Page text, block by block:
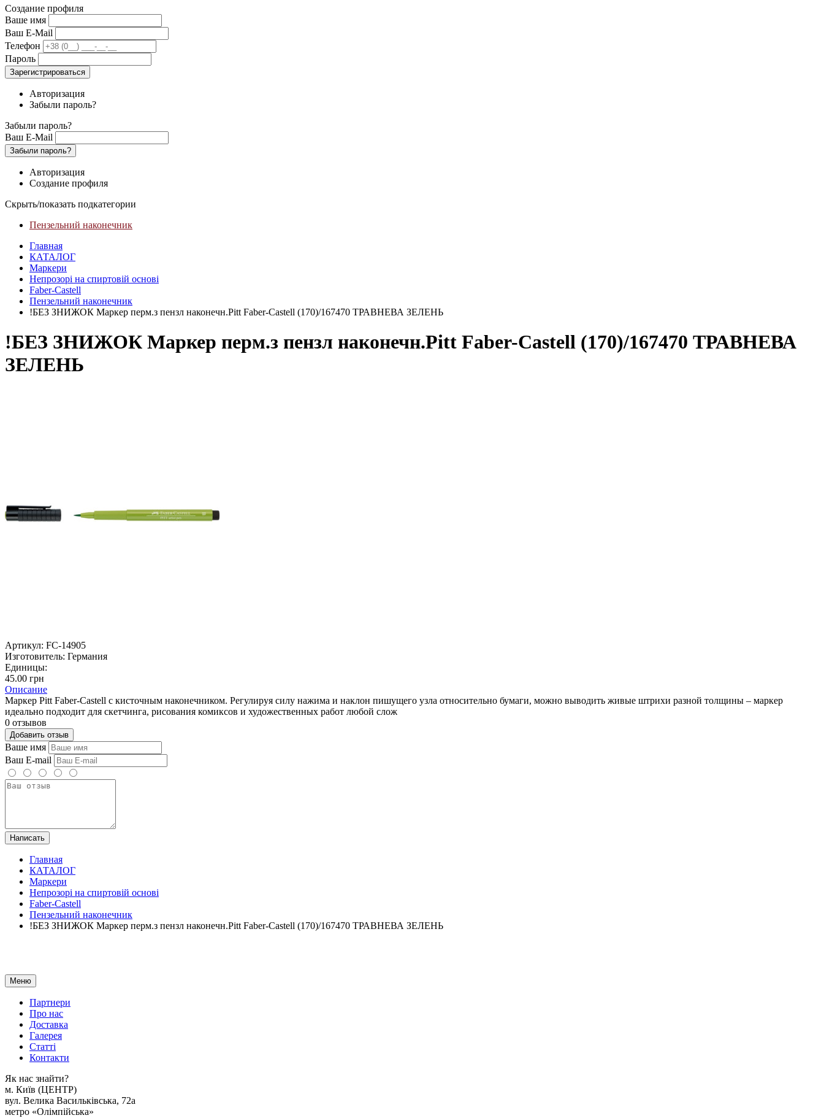
Создание профиля
Ваше имя
Ваш E-Mail
Телефон
Пароль
Зарегистрироваться
Авторизация
Забыли пароль?
Забыли пароль?
Ваш E-Mail
Забыли пароль?
Авторизация
Создание профиля
Скрыть/показать подкатегории
Пензельний наконечник
Главная
КАТАЛОГ
Маркери
Непрозорі на спиртовій основі
Faber-Castell
Пензельний наконечник
!БЕЗ ЗНИЖОК Маркер перм.з пензл наконечн.Pitt Faber-Castell (170)/167470 ТРАВНЕВА ЗЕЛЕНЬ
!БЕЗ ЗНИЖОК Маркер перм.з пензл наконечн.Pitt Faber-Castell (170)/167470 ТРАВНЕВА
ЗЕЛЕНЬ
Артикул: FC-14905
Изготовитель: Германия
Единицы:
45.00 грн
Описание
Маркер Pitt Faber-Castell с кисточным наконечником. Регулируя силу нажима и наклон пишущего узла относительно бумаги, можно выводить живые штрихи разной толщины – маркер
идеально подходит для скетчинга, рисования комиксов и художественных работ любой слож
0 отзывов
Добавить отзыв
Ваше имя
Ваш E-mail
Написать
Главная
КАТАЛОГ
Маркери
Непрозорі на спиртовій основі
Faber-Castell
Пензельний наконечник
!БЕЗ ЗНИЖОК Маркер перм.з пензл наконечн.Pitt Faber-Castell (170)/167470 ТРАВНЕВА ЗЕЛЕНЬ
Меню
Партнери
Про нас
Доставка
Галерея
Статтi
Контакти
Як наc знайти?
м. Киïв (ЦЕНТР)
вул. Велика Васильківська, 72а
метро «Олімпійська»